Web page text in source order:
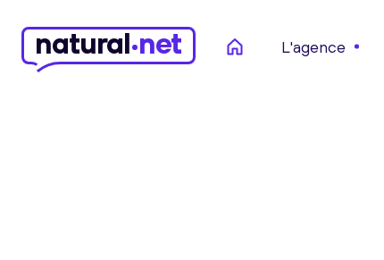
natural net L'agence